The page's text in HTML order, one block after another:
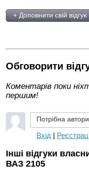
+ Доповнити свій відгук
Обговорити
Коментарів поки
першим!
Потрібна
Вхід |
Інші відгуки
ВАЗ 2105